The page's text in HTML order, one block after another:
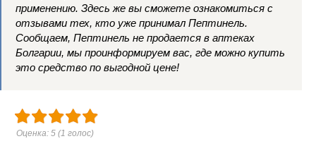
применению. Здесь же вы сможете ознакомиться с
отзывами тех, кто уже принимал Пептинель.
Сообщаем, Пептинель не продается в аптеках
Болгарии, мы проинформируем вас, где можно купить
это средство по выгодной цене!
Оценка: 5 (1 голос)